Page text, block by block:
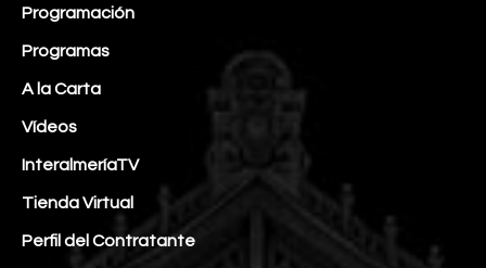
Programación
Programas
A la Carta
Vídeos
InteralmeríaTV
Tienda Virtual
Perfil del Contratante